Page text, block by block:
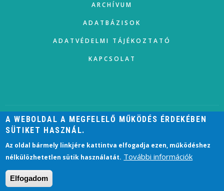
ARCHÍVUM
ADATBÁZISOK
ADATVÉDELMI TÁJÉKOZTATÓ
KAPCSOLAT
USER
MENU
BEJELENTKEZÉS
2021 © HELISCHER JÓZSEF VÁROSI KÖNYVTÁR, ESZTERGOM
A WEBOLDAL A MEGFELELŐ MŰKÖDÉS ÉRDEKÉBEN
SÜTIKET HASZNÁL.
Az oldal bármely linkjére kattintva elfogadja ezen, működéshez
nélkülözhetetlen sütik használatát. További információk
Elfogadom